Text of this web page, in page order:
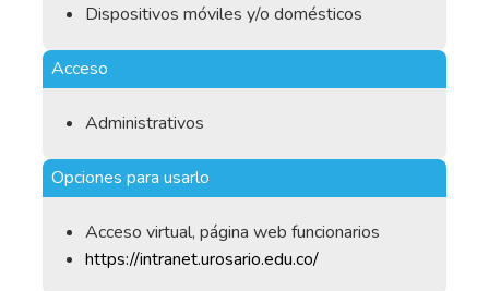
Dispositivos móviles y/o domésticos
Acceso
Administrativos
Opciones para usarlo
Acceso virtual, página web funcionarios
https://intranet.urosario.edu.co/